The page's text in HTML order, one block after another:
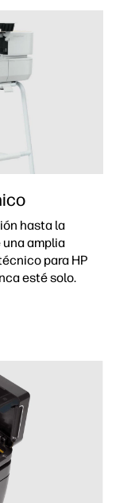
hasta la
amplia
para HP
esté solo.